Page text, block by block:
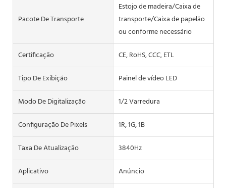
Pacote De Transporte
Estojo de madeira/Caixa de
transporte/Caixa de papelão
ou conforme necessário
Certificação
CE, RoHS, CCC, ETL
Tipo De Exibição
Painel de vídeo LED
Modo De Digitalização
1/2 Varredura
Configuração De Pixels
1R, 1G, 1B
Taxa De Atualização
3840Hz
Aplicativo
Anúncio